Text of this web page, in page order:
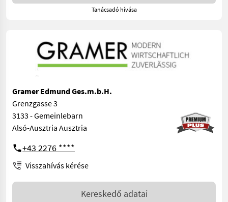
Tanácsadó hívása
Gramer Edmund Ges.m.b.H.
Grenzgasse 3
3133 - Gemeinlebarn
Alsó-Ausztria Ausztria
+43 2276 ****
Visszahívás kérése
Kereskedő adatai